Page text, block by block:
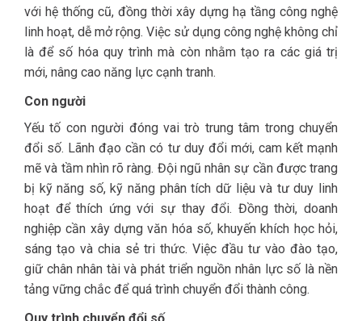
với hệ thống cũ, đồng thời xây dựng hạ tầng công nghệ
linh hoạt, dễ mở rộng. Việc sử dụng công nghệ không chỉ
là để số hóa quy trình mà còn nhằm tạo ra các giá trị
mới, nâng cao năng lực cạnh tranh.
Con người
Yếu tố con người đóng vai trò trung tâm trong chuyển
đổi số. Lãnh đạo cần có tư duy đổi mới, cam kết mạnh
mẽ và tầm nhìn rõ ràng. Đội ngũ nhân sự cần được trang
bị kỹ năng số, kỹ năng phân tích dữ liệu và tư duy linh
hoạt để thích ứng với sự thay đổi. Đồng thời, doanh
nghiệp cần xây dựng văn hóa số, khuyến khích học hỏi,
sáng tạo và chia sẻ tri thức. Việc đầu tư vào đào tạo,
giữ chân nhân tài và phát triển nguồn nhân lực số là nền
tảng vững chắc để quá trình chuyển đổi thành công.